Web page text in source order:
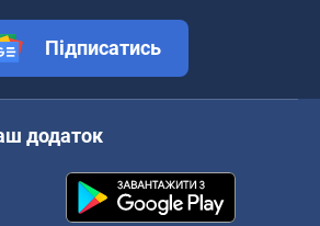
Підписатись
додаток